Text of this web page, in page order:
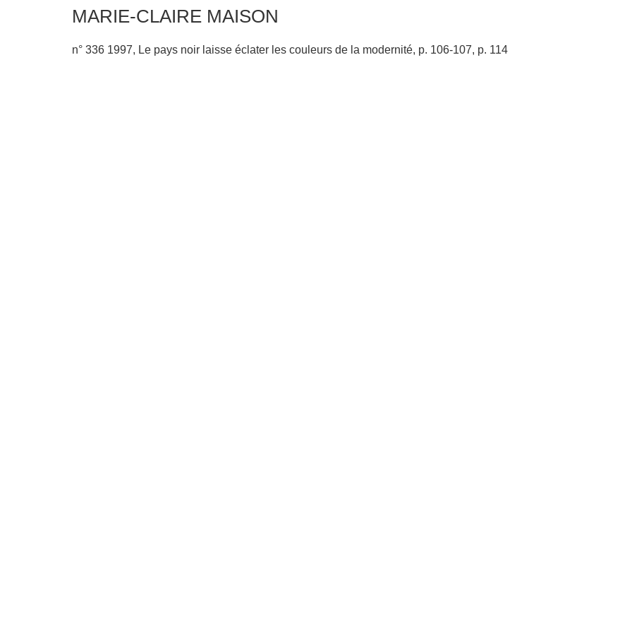
MARIE-CLAIRE MAISON
n° 336 1997, Le pays noir laisse éclater les couleurs de la modernité, p. 106-107, p. 114